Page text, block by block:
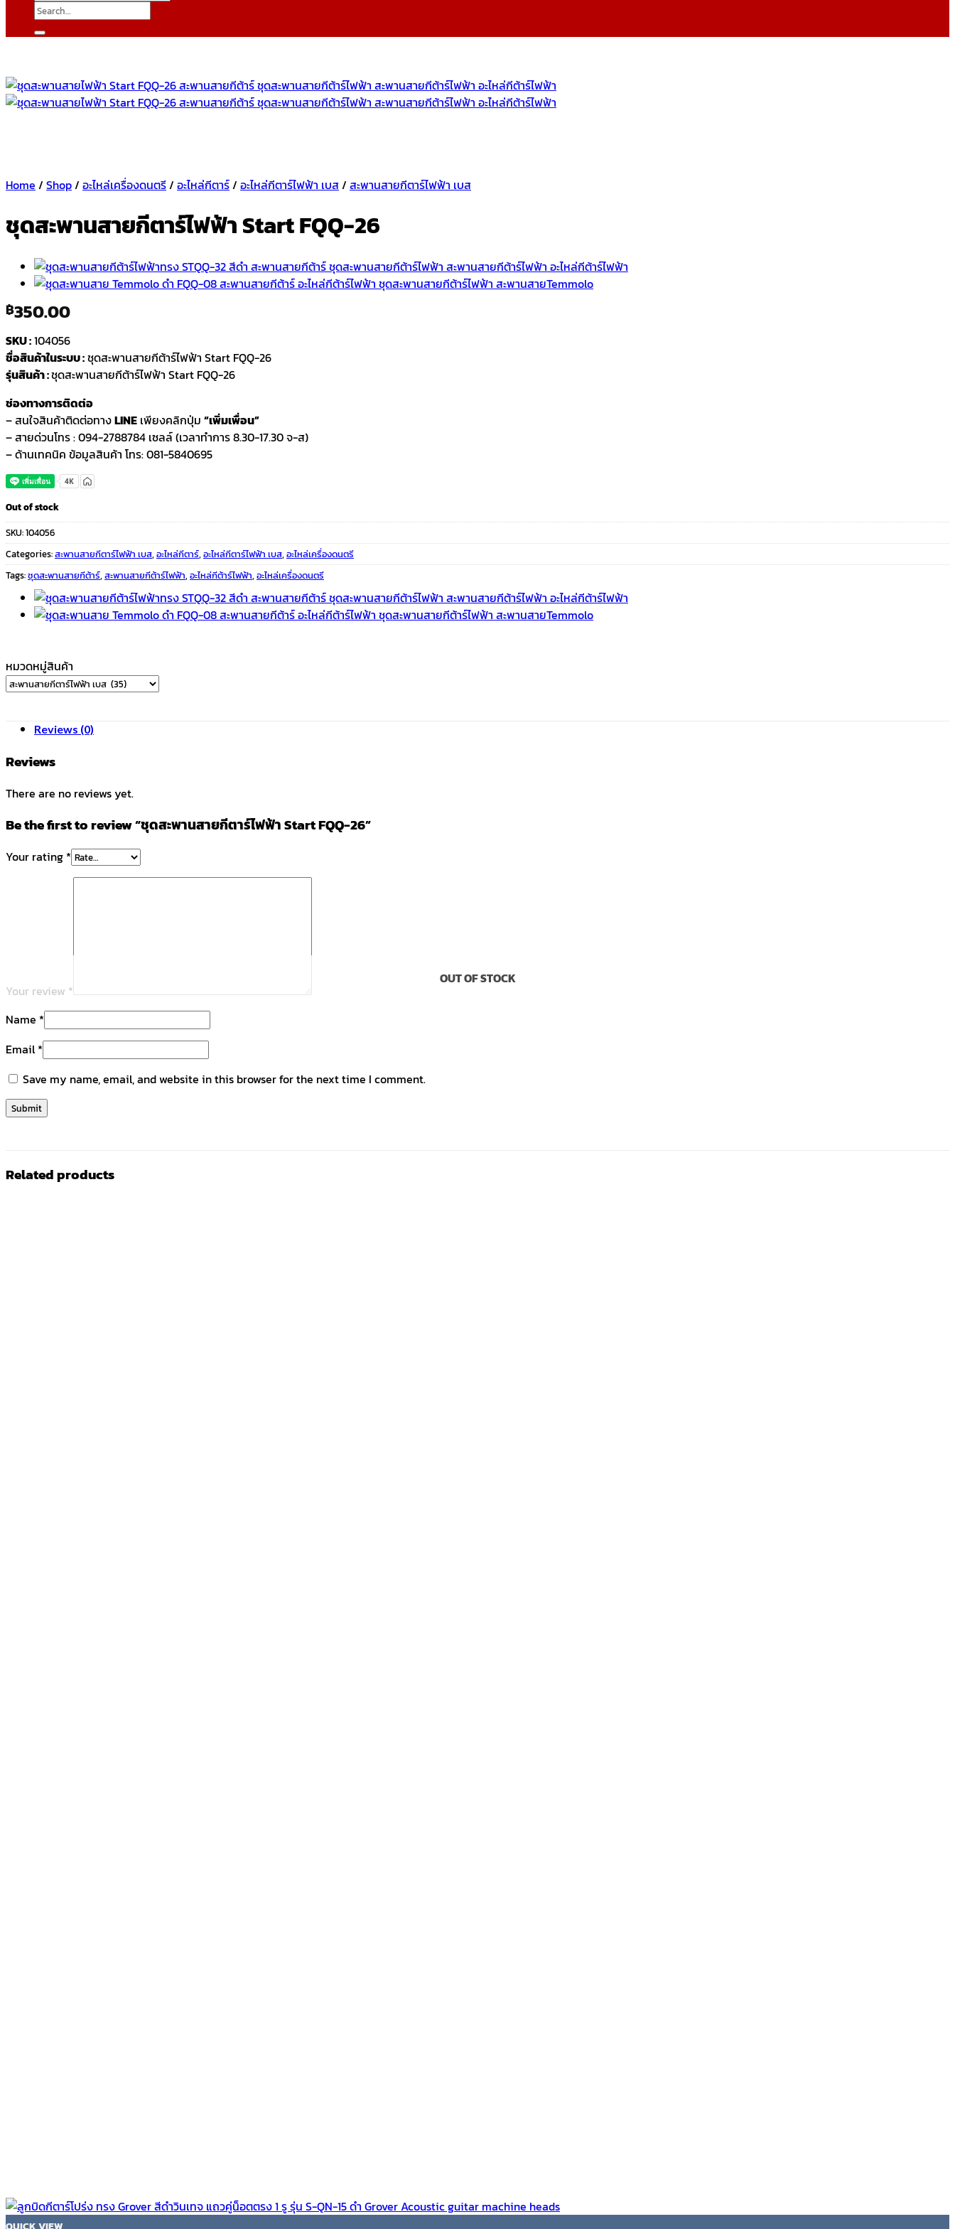
Search
for:
Home / Shop/ อะไหล่เครื่องดนตรี/ อะไหล่กีตาร์/ อะไหล่กีตาร์ไฟฟ้า เบส/ สะพานสายกีตาร์ไฟฟ้า เบส
ชุดสะพานสายกีตาร์ไฟฟ้า Start FQQ-26
฿350.00
SKU :104056
ชื่อสินค้าในระบบ :ชุดสะพานสายกีต้าร์ไฟฟ้า Start FQQ-26
รุ่นสินค้า :ชุดสะพานสายกีต้าร์ไฟฟ้า Start FQQ-26
ช่องทางการติดต่อ
– สนใจสินค้าติดต่อทางLINE เพียงคลิกปุ่ม “เพิ่มเพื่อน”
– สายด่วนโทร : 094-2788784 เซลล์ (เวลาทำการ 8.30-17.30 จ-ส)
– ด้านเทคนิค ข้อมูลสินค้า โทร: 081-5840695
Out of stock
SKU:104056
Categories:สะพานสายกีตาร์ไฟฟ้า เบส, อะไหล่กีตาร์, อะไหล่กีตาร์ไฟฟ้า เบส, อะไหล่เครื่องดนตรี
Tags:ชุดสะพานสายกีต้าร์, สะพานสายกีต้าร์ไฟฟ้า, อะไหล่กีต้าร์ไฟฟ้า, อะไหล่เครื่องดนตรี
หมวดหมู่สินค้า
Reviews (0)
Reviews
There are no reviews yet.
Be the first to review “ชุดสะพานสายกีตาร์ไฟฟ้า Start FQQ-26”
Your rating *
Your review *
Name *
Email*
Save my name, email, and website in this browser for the next time I comment.
Related products
QUICK VIEW
OUT OF STOCK